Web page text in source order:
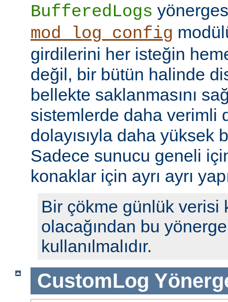
BufferedLogs
mod_log_config
girdilerini her isteğin
değil, bir bütün halinde
bellekte saklanmasını
sistemlerde daha verimli
dolayısıyla daha yüksek
Sadece sunucu geneli
konaklar için ayrı ayrı
Bir çökme günlük verisi
olacağından bu
kullanılmalıdır.
CustomLog